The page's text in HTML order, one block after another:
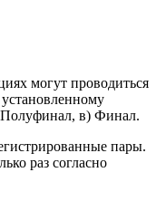
могут проводиться
в) Финал.
пары.
раз согласно